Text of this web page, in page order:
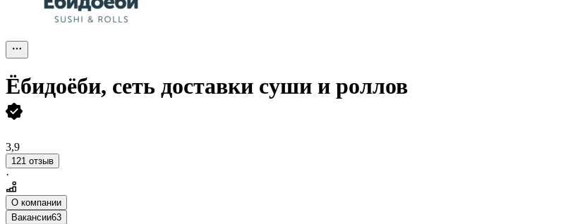
Ёбидоёби, сеть доставки суши и роллов
3,9
121 отзыв
·
О компании
Вакансии63